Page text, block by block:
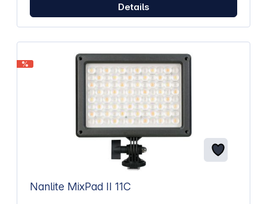
Details
%
Nanlite MixPad II 11C